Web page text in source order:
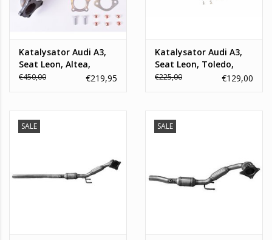
Katalysator Audi A3,
Seat Leon, Altea,
Skoda Octavia, Yeti,
TSI
€450,00 €219,95
Katalysator Audi A3,
Seat Leon, Toledo,
Skoda Octavia ,
€225,00 €129,00
SALE SALE